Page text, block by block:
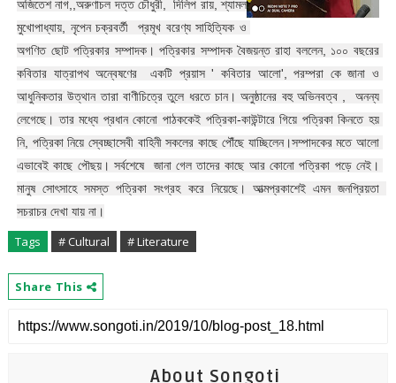
অজিতেশ নাগ,,অরুণাচল দত্ত চৌধুরী,  দিলিপ রায়, শ্যামল
মুখোপাধ্যায়, নৃপেন চক্রবর্তী  প্রমূখ বরেণ্য সাহিত্যিক ও
অগণিত ছোট পত্রিকার সম্পাদক। পত্রিকার সম্পাদক বৈজয়ন্ত রাহা বললেন, ১০০ বছরের
কবিতার যাত্রাপথ অন্বেষণের  একটি প্রয়াস ' কবিতার আলো', পরম্পরা কে জানা ও
আধুনিকতার উত্থান তারা বাণীচিত্রে তুলে ধরতে চান। অনুষ্ঠানের বহু অভিনবত্ব ,  অনন্য
লেগেছে। তার মধ্যে প্রধান কোনো পাঠককেই পত্রিকা-কাউন্টারে গিয়ে পত্রিকা কিনতে হয়
নি, পত্রিকা নিয়ে স্বেচ্ছাসেবী বাহিনী সকলের কাছে পৌঁছে যাচ্ছিলেন।সম্পাদকের মতে আলো
এভাবেই কাছে পৌছয়। সর্বশেষে  জানা গেল তাদের কাছে আর কোনো পত্রিকা পড়ে নেই।
মানুষ সোৎসাহে সমস্ত পত্রিকা সংগ্রহ করে নিয়েছে। আত্মপ্রকাশেই এমন জনপ্রিয়তা
সচরাচর দেখা যায় না।
Tags # Cultural # Literature
Share This
About Songoti